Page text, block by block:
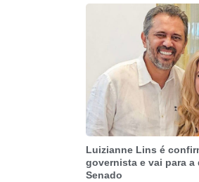
Luizianne Lins é
governista e vai para a
Senado